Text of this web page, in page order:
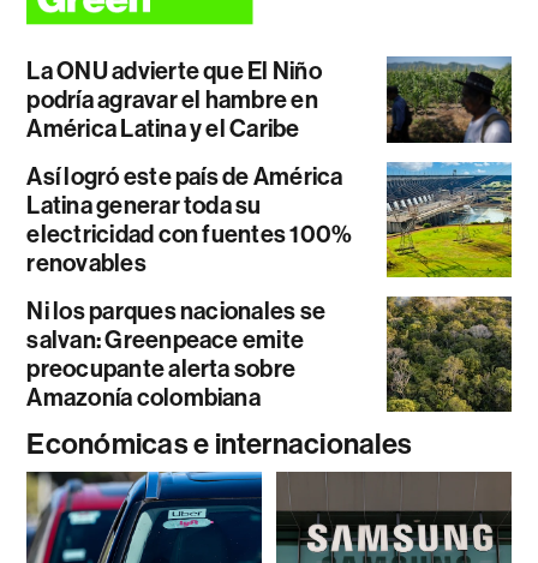
La ONU advierte que El Niño
podría agravar el hambre en
América Latina y el Caribe
Así logró este país de América
Latina generar toda su
electricidad con fuentes 100%
renovables
Ni los parques nacionales se
salvan: Greenpeace emite
preocupante alerta sobre
Amazonía colombiana
Económicas e internacionales